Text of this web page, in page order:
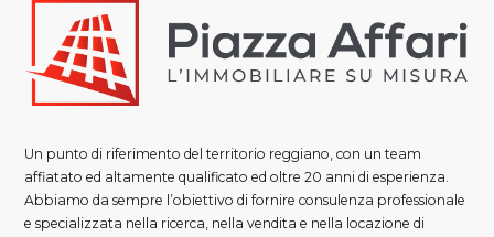
Un punto di riferimento del territorio reggiano, con un team
affiatato ed altamente qualificato ed oltre 20 anni di esperienza.
Abbiamo da sempre l’obiettivo di fornire consulenza professionale
e specializzata nella ricerca, nella vendita e nella locazione di